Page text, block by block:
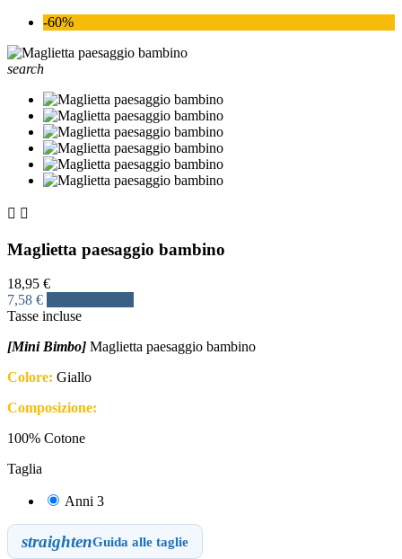
-60%
search
 
Maglietta paesaggio bambino
18,95 €
7,58 €
Tasse incluse
[Mini Bimbo] Maglietta paesaggio bambino
Colore: Giallo
Composizione:
100% Cotone
Taglia
Anni 3
straightenGuida alle taglie